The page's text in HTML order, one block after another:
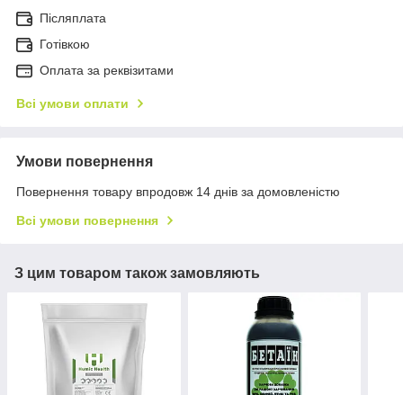
Післяплата
Готівкою
Оплата за реквізитами
Всі умови оплати
Умови повернення
Повернення товару впродовж 14 днів за домовленістю
Всі умови повернення
З цим товаром також замовляють